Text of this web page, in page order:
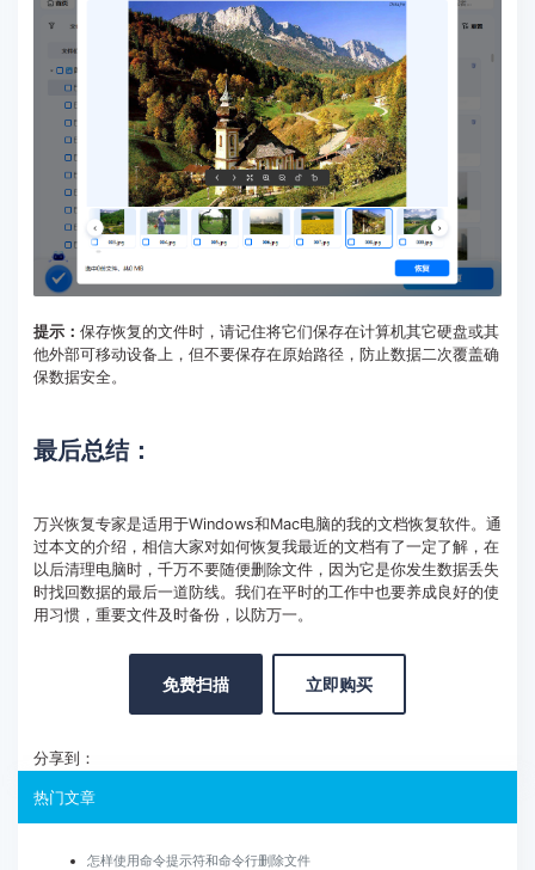
提示： 保存恢复的文件时，请记住将它们保存在计算机其它硬盘或其
他外部可移动设备上，但不要保存在原始路径，防止数据二次覆盖确
保数据安全。
最后总结：
万兴恢复专家是适用于Windows和Mac电脑的我的文档恢复软件。通
过本文的介绍，相信大家对如何恢复我最近的文档有了一定了解，在
以后清理电脑时，千万不要随便删除文件，因为它是你发生数据丢失
时找回数据的最后一道防线。我们在平时的工作中也要养成良好的使
用习惯，重要文件及时备份，以防万一。
免费扫描 立即购买
分享到：
热门文章
怎样使用命令提示符和命令行删除文件